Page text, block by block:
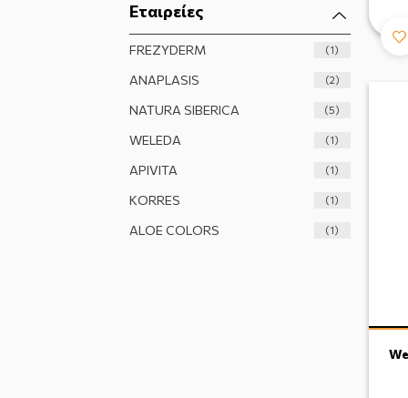
Εταιρείες
FREZYDERM (1)
ANAPLASIS (2)
NATURA SIBERICA (5)
WELEDA (1)
APIVITA (1)
KORRES (1)
ALOE COLORS (1)